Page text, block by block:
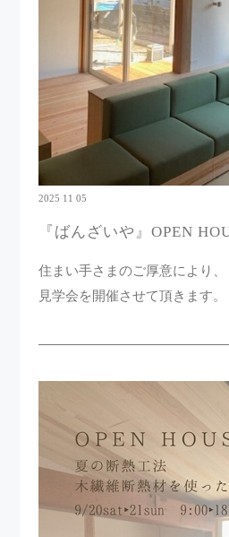
2025 11 05
『ばんざいや』OPEN
住まい手さまのご厚意により
見学会を開催させて頂きます。